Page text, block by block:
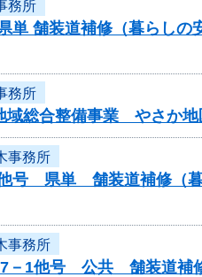
務所
単 舗装道補修（暮らし
務所
域総合整備事業 やさか
事務所
他号 県単 舗装道補修（
事務所
7－1他号 公共 舗装道補